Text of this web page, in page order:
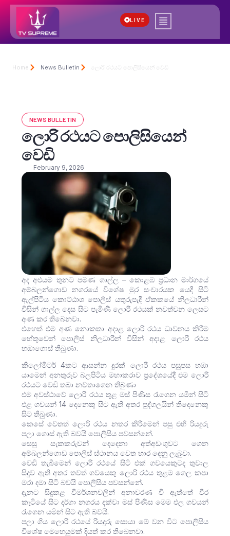
LIVE
Home News Bulletin ලොරි රථයට පොලිසියෙන් වෙඩි
NEWS BULLETIN
ලොරි රථයට පොලිසියෙන්
වෙඩි
February 9, 2026
අද අළුයම තුනට පමණ ගාල්ල – කොළඹ ප්‍රධාන මාර්ගයේ
අම්බලන්ගොඩ නගරයේ විශේෂ මුර සංචාරයක යෙදී සිටි
ඇල්පිටිය කොට්ඨාශ පොලිස් යතුරුපැදී ඒකකයේ නිලධාරීන්
විසින් ගාල්ල දෙස සිට පැමිණි ලොරි රථයක් නවත්වන ලෙසට
අණ කර තිබෙනවා.
එහෙත් එම අණ නොකතා අදාළ ලොරි රථය ධාවනය කිරීම
හේතුවෙන් පොලිස් නිලධාරීන් විසින් අදාළ ලොරි රථය
හඹාගොස් තිබුණා.
කිලෝමීටර් 4කට ආසන්න දුරක් ලොරි රථය පසුපස හඹා
යාමෙන් අනතුරුව බලපිටිය මහාකරාව ප්‍රදේශයේදී එම ලොරි
රථයට වෙඩි තබා නවතාගෙන තිබුණා
එම අවස්ථාවේ ලොරි රථය තුළ මස් පිණිස රැගෙන යමින් සිටි
එළ ගවයන් 14 දෙනෙකු සිට ඇති අතර පුද්ගලයින් තිදෙනෙකු
සිට තිබුණා.
කෙසේ වෙතත් ලොරි රථය නතර කිරීමෙන් පසු එහි රියදුරු
පලා ගොස් ඇති බවයි පොලිසිය පවසන්නේ.
සෙසු සැකකරුවන් දෙදෙනා අත්අඩංගුවට ගෙන
අම්බලන්ගොඩ පොලිස් ස්ථානය වෙත භාර දෙනු ලැබුවා.
වෙඩි තැබීමෙන් ලොරි රථයේ සිටි එක් ගවයෙකුටද තුවාල
සිදුව ඇති අතර තවත් ගවයෙකු ලොරි රථය තුළම ගෙල කපා
මරා දමා සිටි බවයි පොලිසිය පවසන්නේ.
දැනට සිදුකළ විමර්ශනවලින් අනාවරණ වී ඇත්තේ වීර
කැටියේ සිට දර්ගා නගරය දක්වා මස් පිණිස මෙම එල ගවයන්
රැගෙන යමින් සිට ඇති බවයි.
පලා ගිය ලොරි රථයේ රියදුරු සොයා මේ වන විට පොලිසිය
විශේෂ මෙහෙයුමක් දියත් කර තිබෙනවා.